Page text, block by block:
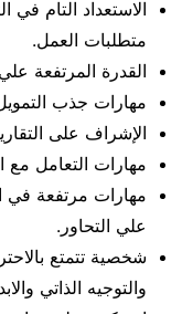
الاستعداد التام
متطلبات العمل.
القدرة المرتفعة
مهارات جذب
الإشراف على
مهارات التعامل مع
مهارات مرتفعة في
علي التحاور.
شخصية تتمتع
والتوجيه الذاتي